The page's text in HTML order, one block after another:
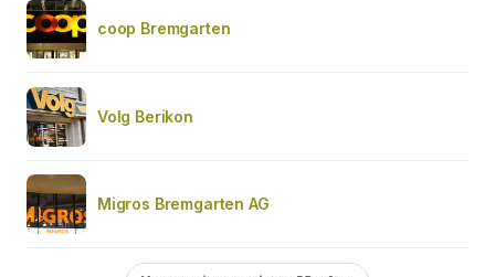
coop Bremgarten
Volg Berikon
Migros Bremgarten AG